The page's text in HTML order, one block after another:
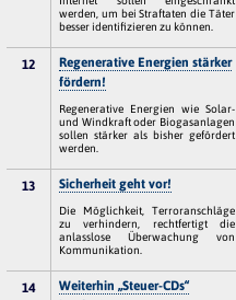
werden, um bei Straftaten die Täter
besser identifizieren zu können.
12
Regenerative Energien stärker
fördern!
Regenerative Energien wie Solar-
und Windkraft oder Biogasanlagen
sollen stärker als bisher gefördert
werden.
13 Sicherheit geht vor!
Die Möglichkeit, Terroranschläge
zu verhindern, rechtfertigt die
anlasslose Überwachung von
Kommunikation.
14
Weiterhin „Steuer-CDs“